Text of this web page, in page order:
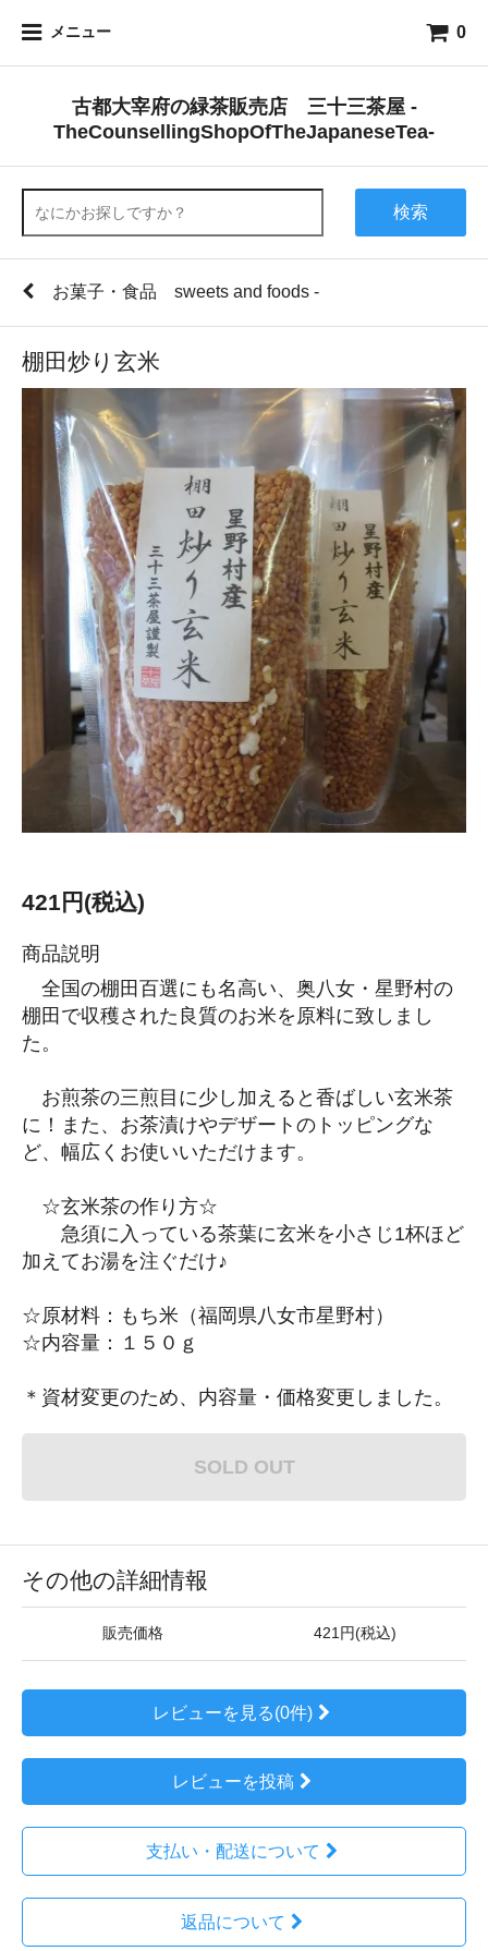
メニュー 0
古都大宰府の緑茶販売店 三十三茶屋 -
TheCounsellingShopOfTheJapaneseTea-
検索
お菓子・食品 sweets and foods -
棚田炒り玄米
421円(税込)
商品説明
全国の棚田百選にも名高い、奥八女・星野村の
棚田で収穫された良質のお米を原料に致しまし
た。
お煎茶の三煎目に少し加えると香ばしい玄米茶
に！また、お茶漬けやデザートのトッピングな
ど、幅広くお使いいただけます。
☆玄米茶の作り方☆
急須に入っている茶葉に玄米を小さじ1杯ほど
加えてお湯を注ぐだけ♪
☆原材料：もち米（福岡県八女市星野村）
☆内容量：１５０ｇ
＊資材変更のため、内容量・価格変更しました。
SOLD OUT
その他の詳細情報
販売価格 421円(税込)
レビューを見る(0件)
レビューを投稿
支払い・配送について
返品について